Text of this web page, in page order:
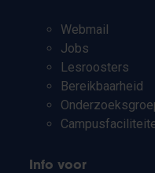
Webmail
Jobs
Lesroosters
Bereikbaarheid
Info voor